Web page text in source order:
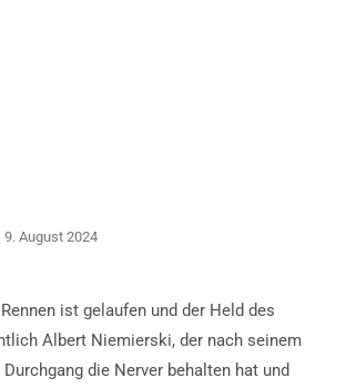
9. August 2024
ist gelaufen und der Held des
Albert Niemierski, der nach seinem
die Nerver behalten hat und